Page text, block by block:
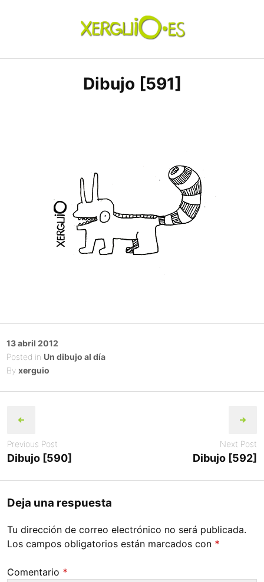
xerguio.ES | ilustración
Dibujo [591]
Posted
on
13 abril 2012
Posted in Un dibujo al día
By xerguio
navigation
Previous Post
Dibujo [590]
Next Post
Dibujo [592]
Deja una respuesta
Tu dirección de correo electrónico no será publicada.
Los campos obligatorios están marcados con *
Comentario *